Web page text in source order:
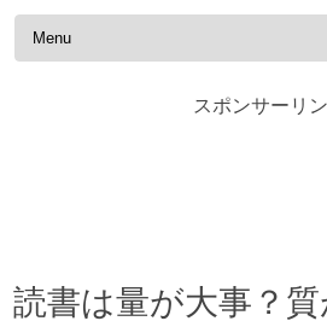
Skip
スポンサーリ
読書は量が大事？